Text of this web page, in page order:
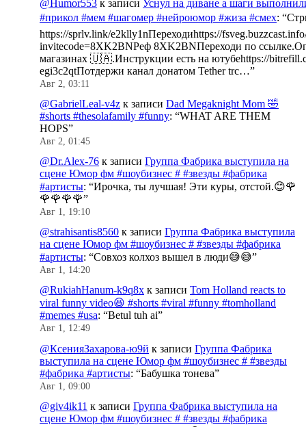
@Humor553 к записи Уснул на диване а шаги
#прикол #мем #шагомер #нейроюмор #жиза #смех: “
https://sprlv.link/e2klly1nПереходиhttps://
invitecode=8XK2BNРеф 8XK2BNПереходи по
магазинах 🇺🇦.Инструкции есть на ютубеhttps://
egi3c2qtПотдержи канал донатом Tether trc…”
Авг 2, 03:11
@GabrielLeal-v4z к записи Dad Megaknight Mom 🤣
#shorts #thesolafamily #funny: “WHAT ARE THEM
HOPS”
Авг 2, 01:45
@Dr.Alex-76 к записи Группа Фабрика выступила на
сцене Юмор фм #шоубизнес # #звезды #фабрика
#артисты: “Ирочка, ты лучшая! Эти куры, отстой.😊🌹
🌹🌹🌹🌹”
Авг 1, 19:10
@strahisantis8560 к записи Группа Фабрика выступила
на сцене Юмор фм #шоубизнес # #звезды #фабрика
#артисты: “Совхоз колхоз вышел в люди😅😅”
Авг 1, 14:20
@RukiahHanum-k9q8x к записи Tom Holland reacts to
viral funny video😆 #shorts #viral #funny #tomholland
#memes #usa: “Betul tuh ai”
Авг 1, 12:49
@КсенияЗахарова-ю9й к записи Группа Фабрика
выступила на сцене Юмор фм #шоубизнес # #звезды
#фабрика #артисты: “Бабушка тонева”
Авг 1, 09:00
@giv4ik11 к записи Группа Фабрика выступила на
сцене Юмор фм #шоубизнес # #звезды #фабрика